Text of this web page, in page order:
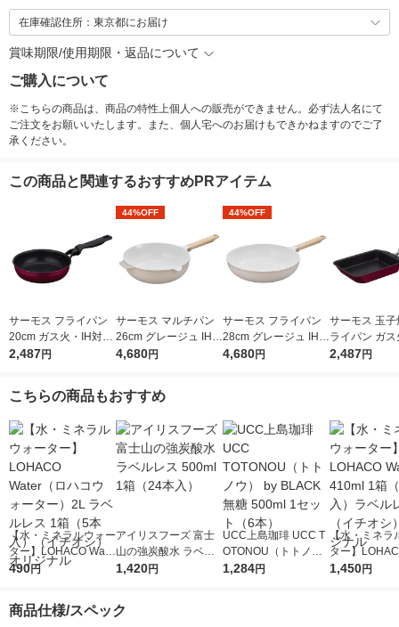
在庫確認住所：東京都にお届け
賞味期限/使用期限・返品について
ご購入について
※こちらの商品は、商品の特性上個人への販売ができません。必ず法人名にて
ご注文をお願いいたします。また、個人宅へのお届けもできかねますのでご了
承ください。
この商品と関連するおすすめPRアイテム
サーモス フライパン
20cm ガス火・IH対応
レッド KFM-020 R1個
2,487円
44%OFF
サーモス マルチパン
26cm グレージュ IH/
ガス火対応 KFOー026
用
4,680円
44%OFF
サーモス フライパン
28cm グレージュ IH/
ガス火対応 KFO-028
4,680円
サーモス 玉子
ライパン ガ
対応 レッド
2,487円
こちらの商品もおすすめ
【水・ミネラルウォー
ター】LOHACO Wate
r（ロハコウォータ
シ） オリジナル
490円
アイリスフーズ 富士
山の強炭酸水 ラベル
レス 500ml 1箱（24
1,420円
UCC上島珈琲 UCC T
OTONOU（トトノ
ウ） by BLACK無糖 5
1,284円
【水・ミネラ
ター】
r 410ml 1箱（
1,450円
商品仕様/スペック